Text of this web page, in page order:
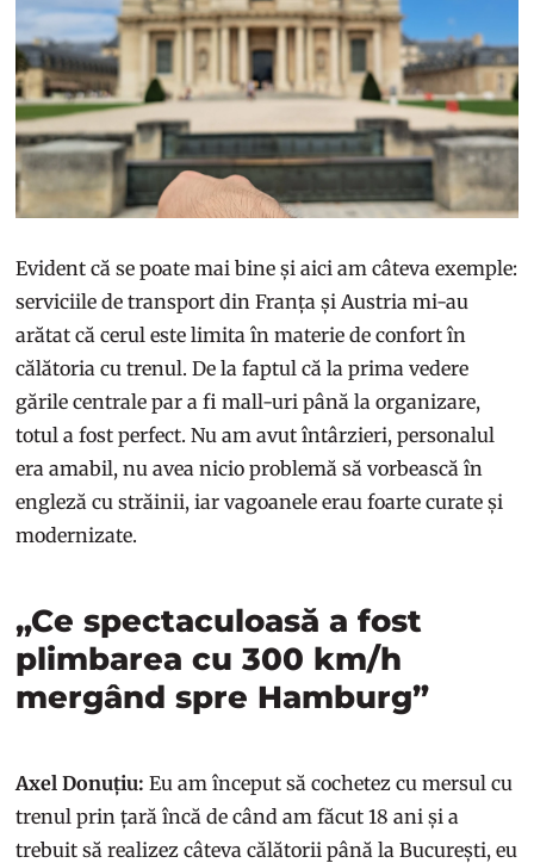
Evident că se poate mai bine și aici am câteva exemple:
serviciile de transport din Franța și Austria mi-au
arătat că cerul este limita în materie de confort în
călătoria cu trenul. De la faptul că la prima vedere
gările centrale par a fi mall-uri până la organizare,
totul a fost perfect. Nu am avut întârzieri, personalul
era amabil, nu avea nicio problemă să vorbească în
engleză cu străinii, iar vagoanele erau foarte curate și
modernizate.
„Ce spectaculoasă a fost
plimbarea cu 300 km/h
mergând spre Hamburg”
Axel Donuțiu: Eu am început să cochetez cu mersul cu
trenul prin țară încă de când am făcut 18 ani și a
trebuit să realizez câteva călătorii până la București, eu